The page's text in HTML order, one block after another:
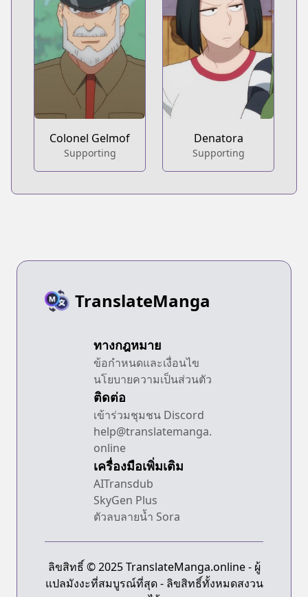
Colonel Gelmof
Supporting
Denatora
Supporting
TranslateManga
ทางกฎหมาย
ข้อกำหนดและเงื่อนไข
นโยบายความเป็นส่วนตัว
ติดต่อ
เข้าร่วมชุมชน Discord
help@translatemanga.
online
เครื่องมือเพิ่มเติม
AITransdub
SkyGen Plus
ตัวลบลายน้ำ Sora
ลิขสิทธิ์ © 2025 TranslateManga.online - ผู้
แปลมังงะที่สมบูรณ์ที่สุด - ลิขสิทธิ์ทั้งหมดสงวน